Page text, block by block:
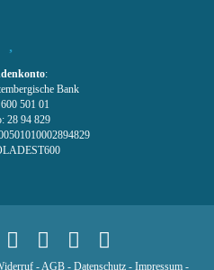
:
Bank
501 01
28 94 829
-AGB- Datenschutz- Impressum-